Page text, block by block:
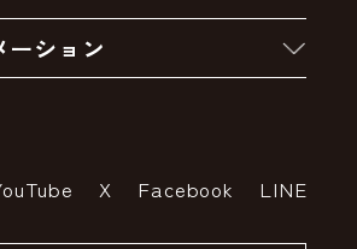
ル
ーション
X Facebook LINE